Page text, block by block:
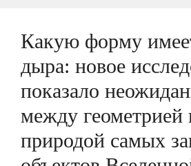
Какую форму
дыра: новое
показало
между геометрией
природой самых